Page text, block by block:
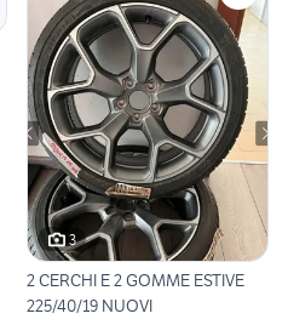
3
2 CERCHI E 2 GOMME ESTIVE
225/40/19 NUOVI